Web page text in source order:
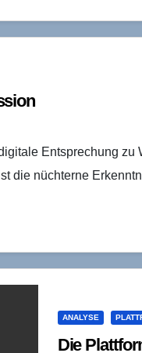
Entsprechung zu
die nüchterne
ANALYSE
Die